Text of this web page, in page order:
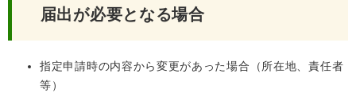
届出が必要となる場合
指定申請時の内容から変更があった場合（所在地、責任者
等）